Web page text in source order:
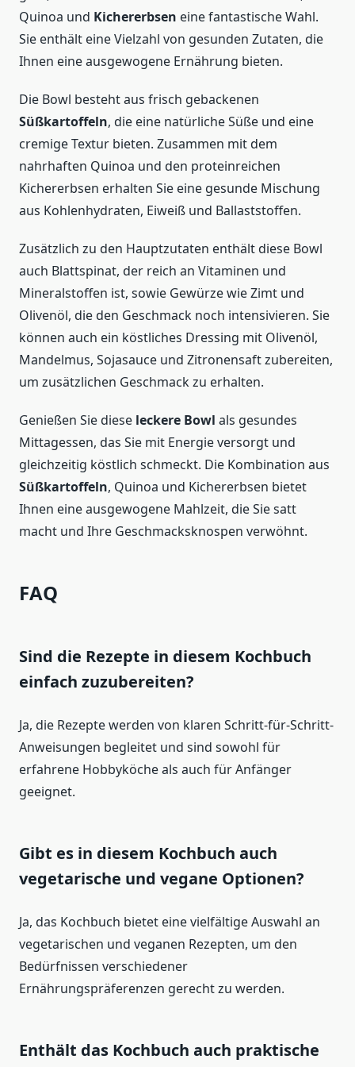
Quinoa und Kichererbsen eine fantastische Wahl.
Sie enthält eine Vielzahl von gesunden Zutaten, die
Ihnen eine ausgewogene Ernährung bieten.
Die Bowl besteht aus frisch gebackenen
Süßkartoffeln, die eine natürliche Süße und eine
cremige Textur bieten. Zusammen mit dem
nahrhaften Quinoa und den proteinreichen
Kichererbsen erhalten Sie eine gesunde Mischung
aus Kohlenhydraten, Eiweiß und Ballaststoffen.
Zusätzlich zu den Hauptzutaten enthält diese Bowl
auch Blattspinat, der reich an Vitaminen und
Mineralstoffen ist, sowie Gewürze wie Zimt und
Olivenöl, die den Geschmack noch intensivieren. Sie
können auch ein köstliches Dressing mit Olivenöl,
Mandelmus, Sojasauce und Zitronensaft zubereiten,
um zusätzlichen Geschmack zu erhalten.
Genießen Sie diese leckere Bowl als gesundes
Mittagessen, das Sie mit Energie versorgt und
gleichzeitig köstlich schmeckt. Die Kombination aus
Süßkartoffeln, Quinoa und Kichererbsen bietet
Ihnen eine ausgewogene Mahlzeit, die Sie satt
macht und Ihre Geschmacksknospen verwöhnt.
FAQ
Sind die Rezepte in diesem Kochbuch
einfach zuzubereiten?
Ja, die Rezepte werden von klaren Schritt-für-Schritt-
Anweisungen begleitet und sind sowohl für
erfahrene Hobbyköche als auch für Anfänger
geeignet.
Gibt es in diesem Kochbuch auch
vegetarische und vegane Optionen?
Ja, das Kochbuch bietet eine vielfältige Auswahl an
vegetarischen und veganen Rezepten, um den
Bedürfnissen verschiedener
Ernährungspräferenzen gerecht zu werden.
Enthält das Kochbuch auch praktische